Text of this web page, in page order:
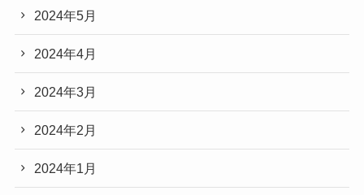
2024年5月
2024年4月
2024年3月
2024年2月
2024年1月